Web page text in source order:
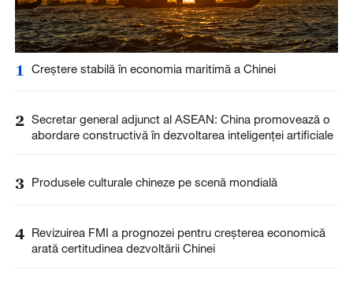
1 Creștere stabilă în economia maritimă a Chinei
2 Secretar general adjunct al ASEAN: China promovează o
abordare constructivă în dezvoltarea inteligenței artificiale
3 Produsele culturale chineze pe scenă mondială
4 Revizuirea FMI a prognozei pentru creșterea economică
arată certitudinea dezvoltării Chinei